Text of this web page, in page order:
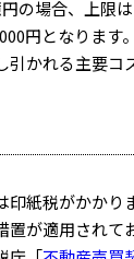
の場合、上限
円となります
かれる主要コ
印紙税がかかり
置が適用されて